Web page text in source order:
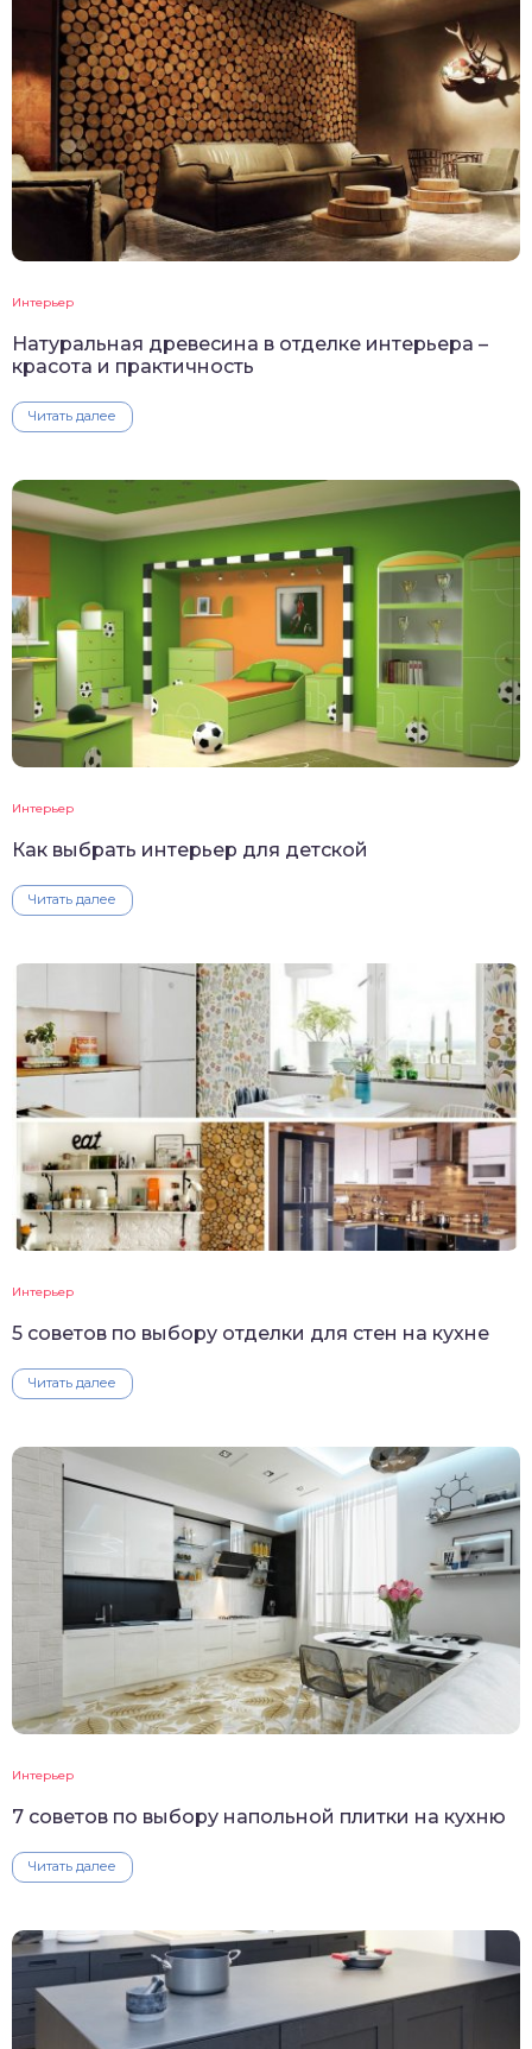
Интерьер
Натуральная древесина в отделке интерьера –
красота и практичность
Читать далее
Интерьер
Как выбрать интерьер для детской
Читать далее
Интерьер
5 советов по выбору отделки для стен на кухне
Читать далее
Интерьер
7 советов по выбору напольной плитки на кухню
Читать далее